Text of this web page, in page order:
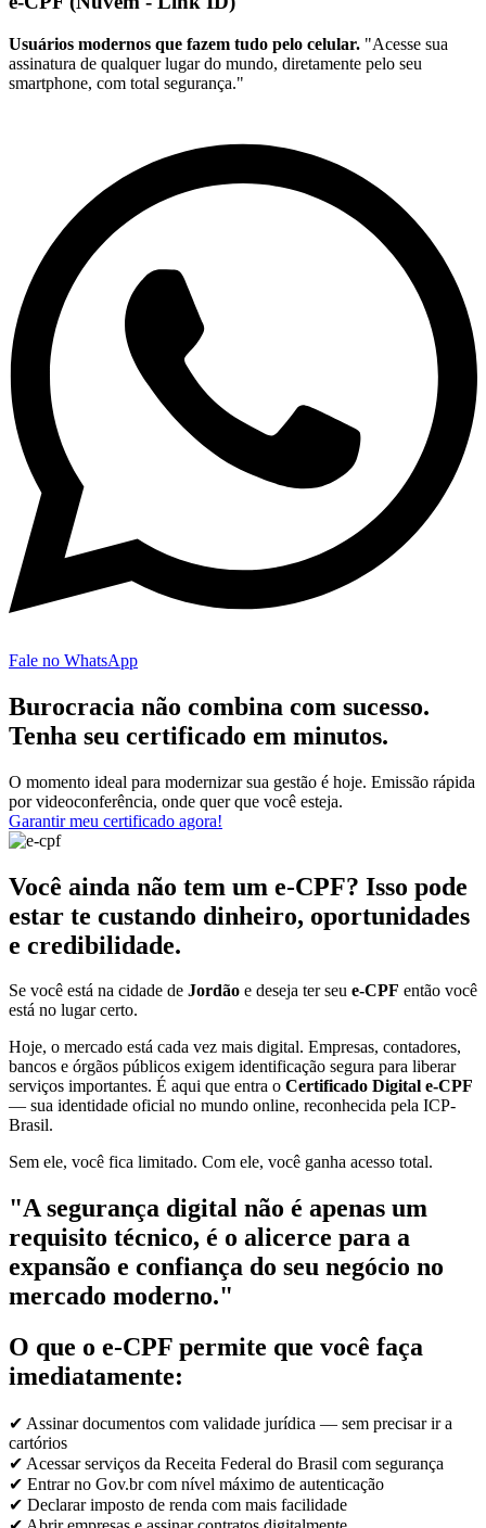
Usuários modernos que fazem tudo pelo celular. "Acesse sua
assinatura de qualquer lugar do mundo, diretamente pelo seu
smartphone, com total segurança."
Fale no WhatsApp
Burocracia não combina com sucesso.
Tenha seu certificado em minutos.
O momento ideal para modernizar sua gestão é hoje. Emissão rápida
por videoconferência, onde quer que você esteja.
Garantir meu certificado agora!
Você ainda não tem um e-CPF? Isso pode
estar te custando dinheiro, oportunidades
e credibilidade.
Se você está na cidade de Jordão e deseja ter seu e-CPF então você
está no lugar certo.
Hoje, o mercado está cada vez mais digital. Empresas, contadores,
bancos e órgãos públicos exigem identificação segura para liberar
serviços importantes. É aqui que entra o Certificado Digital e-CPF
— sua identidade oficial no mundo online, reconhecida pela ICP-
Brasil.
Sem ele, você fica limitado. Com ele, você ganha acesso total.
"A segurança digital não é apenas um
requisito técnico, é o alicerce para a
expansão e confiança do seu negócio no
mercado moderno."
O que o e-CPF permite que você faça
imediatamente:
✔ Assinar documentos com validade jurídica — sem precisar ir a
cartórios
✔ Acessar serviços da Receita Federal do Brasil com segurança
✔ Entrar no Gov.br com nível máximo de autenticação
✔ Declarar imposto de renda com mais facilidade